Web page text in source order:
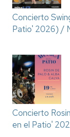
Concierto
Patio' 2026) /
Concierto
en el Patio'